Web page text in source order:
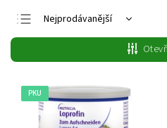
Nejprodávanější
Nejlevnější
Nejdražší
Abecedně
PKU